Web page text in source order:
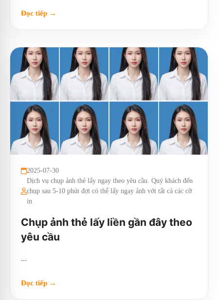
Đọc tiếp →
2025-07-30
Dịch vụ chụp ảnh thẻ lấy ngay theo yêu cầu. Quý khách đến
chụp sau 5-10 phút đợi có thể lấy ngay ảnh với tất cả các cỡ
in
Chụp ảnh thẻ lấy liền gần đây theo
yêu cầu
...
Đọc tiếp →